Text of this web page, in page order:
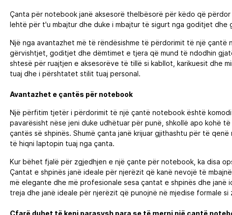
Çanta për notebook janë aksesorë thelbësorë për këdo që
lehtë për t'u mbajtur dhe duke i mbajtur të sigurt nga goditjet dhe
Një nga avantazhet më të rëndësishme të përdorimit të një
gërvishtjet, goditjet dhe dëmtimet e tjera që mund të ndodhin
shtesë për ruajtjen e aksesorëve të tillë si kabllot, karikuesit dhe
tuaj dhe i përshtatet stilit tuaj personal.
Avantazhet e çantës për notebook
Një përfitim tjetër i përdorimit të një çantë notebook është
pavarësisht nëse jeni duke udhëtuar për punë, shkollë apo kohë
çantës së shpinës. Shumë çanta janë krijuar gjithashtu për të
të hiqni laptopin tuaj nga çanta.
Kur bëhet fjalë për zgjedhjen e një çante për notebook, ka disa
Çantat e shpinës janë ideale për njerëzit që kanë nevojë të
më elegante dhe më profesionale sesa çantat e shpinës dhe
treja dhe janë ideale për njerëzit që punojnë në mjedise formale
Çfarë duhet të keni parasysh para se të merni një çantë